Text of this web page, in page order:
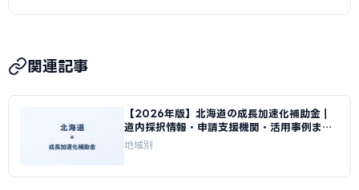
審査を経て入金されるため、IT導入補助金で数ヶ月、ものづ
くり補助金では1年以上かかる場合があります。入金までの間
は自己資金または青森県の制度融資（信用保証協会の保証付
き融資）を組み合わせた資金計画が必要です。
関連記事
【2026年版】北海道の成長加速化補助金｜
道内採択情報・申請支援機関・活用事例まと
め｜成長加速化補助金ナビ
地域別